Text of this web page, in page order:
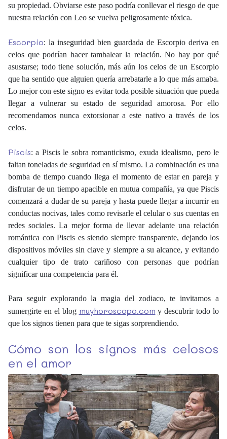
su propiedad. Obviarse este paso podría conllevar el riesgo de que
nuestra relación con Leo se vuelva peligrosamente tóxica.
Escorpio: la inseguridad bien guardada de Escorpio deriva en
celos que podrían hacer tambalear la relación. No hay por qué
asustarse; todo tiene solución, más aún los celos de un Escorpio
que ha sentido que alguien quería arrebatarle a lo que más amaba.
Lo mejor con este signo es evitar toda posible situación que pueda
llegar a vulnerar su estado de seguridad amorosa. Por ello
recomendamos nunca extorsionar a este nativo a través de los
celos.
Piscis: a Piscis le sobra romanticismo, exuda idealismo, pero le
faltan toneladas de seguridad en sí mismo. La combinación es una
bomba de tiempo cuando llega el momento de estar en pareja y
disfrutar de un tiempo apacible en mutua compañía, ya que Piscis
comenzará a dudar de su pareja y hasta puede llegar a incurrir en
conductas nocivas, tales como revisarle el celular o sus cuentas en
redes sociales. La mejor forma de llevar adelante una relación
romántica con Piscis es siendo siempre transparente, dejando los
dispositivos móviles sin clave y siempre a su alcance, y evitando
cualquier tipo de trato cariñoso con personas que podrían
significar una competencia para él.
Para seguir explorando la magia del zodiaco, te invitamos a
sumergirte en el blog muyhoroscopo.com y descubrir todo lo
que los signos tienen para que te sigas sorprendiendo.
Cómo son los signos más celosos
en el amor